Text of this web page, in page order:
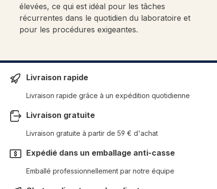
élevées, ce qui est idéal pour les tâches
récurrentes dans le quotidien du laboratoire et
pour les procédures exigeantes.
Livraison rapide
Livraison rapide grâce à un expédition quotidienne
Livraison gratuite
Livraison gratuite à partir de 59 € d'achat
Expédié dans un emballage anti-casse
Emballé professionnellement par notre équipe